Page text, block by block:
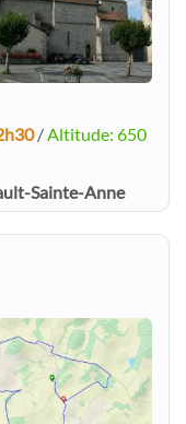
/Altitude: 650
Sainte-Anne